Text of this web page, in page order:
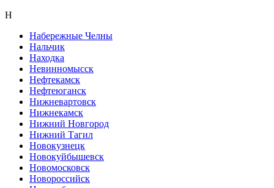
Н
Набережные Челны
Нальчик
Находка
Невинномысск
Нефтекамск
Нефтеюганск
Нижневартовск
Нижнекамск
Нижний Новгород
Нижний Тагил
Новокузнецк
Новокуйбышевск
Новомосковск
Новороссийск